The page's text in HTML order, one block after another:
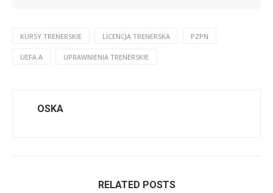
KURSY TRENERSKIE LICENCJA TRENERSKA PZPN
UEFA A UPRAWNIENIA TRENERSKIE
OSKA
RELATED POSTS